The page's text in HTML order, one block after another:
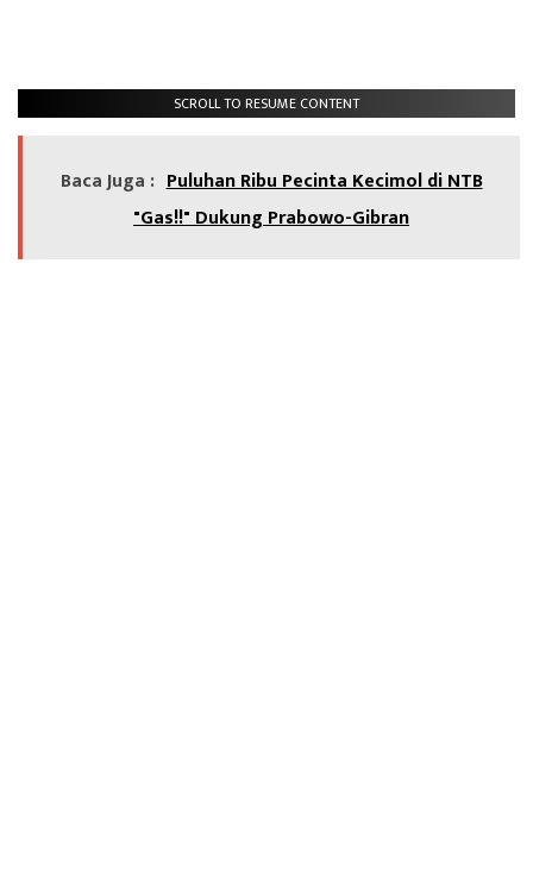
SCROLL TO RESUME CONTENT
Baca Juga : Puluhan Ribu Pecinta Kecimol di NTB
"Gas!!" Dukung Prabowo-Gibran